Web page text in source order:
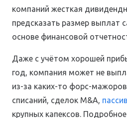
компаний жесткая
предсказать размер выплат
основе финансовой
Даже с учётом хорошей
год, компания может не
из-за каких-то форс-
списаний, сделок M&A,
крупных капексов.